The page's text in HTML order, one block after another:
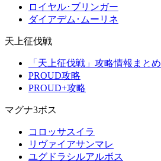
ロイヤル･ブリンガー
ダイアデム･ムーリネ
天上征伐戦
「天上征伐戦」攻略情報まとめ
PROUD攻略
PROUD+攻略
マグナ3ボス
コロッサスイラ
リヴァイアサンマレ
ユグドラシルアルボス